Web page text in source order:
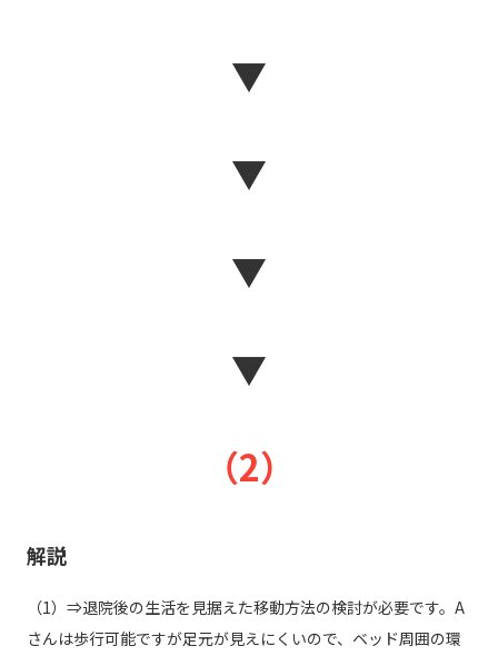
▼
▼
▼
▼
（2）
解説
（1）⇒退院後の生活を見据えた移動方法の検討が必要です。A
さんは歩行可能ですが足元が見えにくいので、ベッド周囲の環